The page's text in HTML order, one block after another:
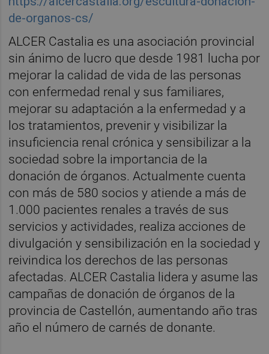
de-organos-cs/
ALCER Castalia es una asociación provincial
sin ánimo de lucro que desde 1981 lucha por
mejorar la calidad de vida de las personas
con enfermedad renal y sus familiares,
mejorar su adaptación a la enfermedad y a
los tratamientos, prevenir y visibilizar la
insuficiencia renal crónica y sensibilizar a la
sociedad sobre la importancia de la
donación de órganos. Actualmente cuenta
con más de 580 socios y atiende a más de
1.000 pacientes renales a través de sus
servicios y actividades, realiza acciones de
divulgación y sensibilización en la sociedad y
reivindica los derechos de las personas
afectadas. ALCER Castalia lidera y asume las
campañas de donación de órganos de la
provincia de Castellón, aumentando año tras
año el número de carnés de donante.